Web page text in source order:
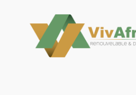
contenu